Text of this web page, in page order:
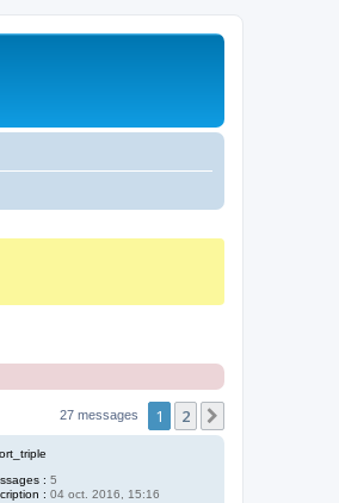
27 messages 1 2
: 5
: 04 oct. 2016, 15:16